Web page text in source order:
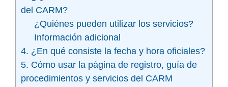
del CARM?
¿Quiénes pueden utilizar los servicios?
Información adicional
4. ¿En qué consiste la fecha y hora oficiales?
5. Cómo usar la página de registro, guía de
procedimientos y servicios del CARM